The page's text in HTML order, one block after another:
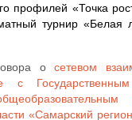
профилей «Точка
турнир «Белая
осетевом
с
«Самарский